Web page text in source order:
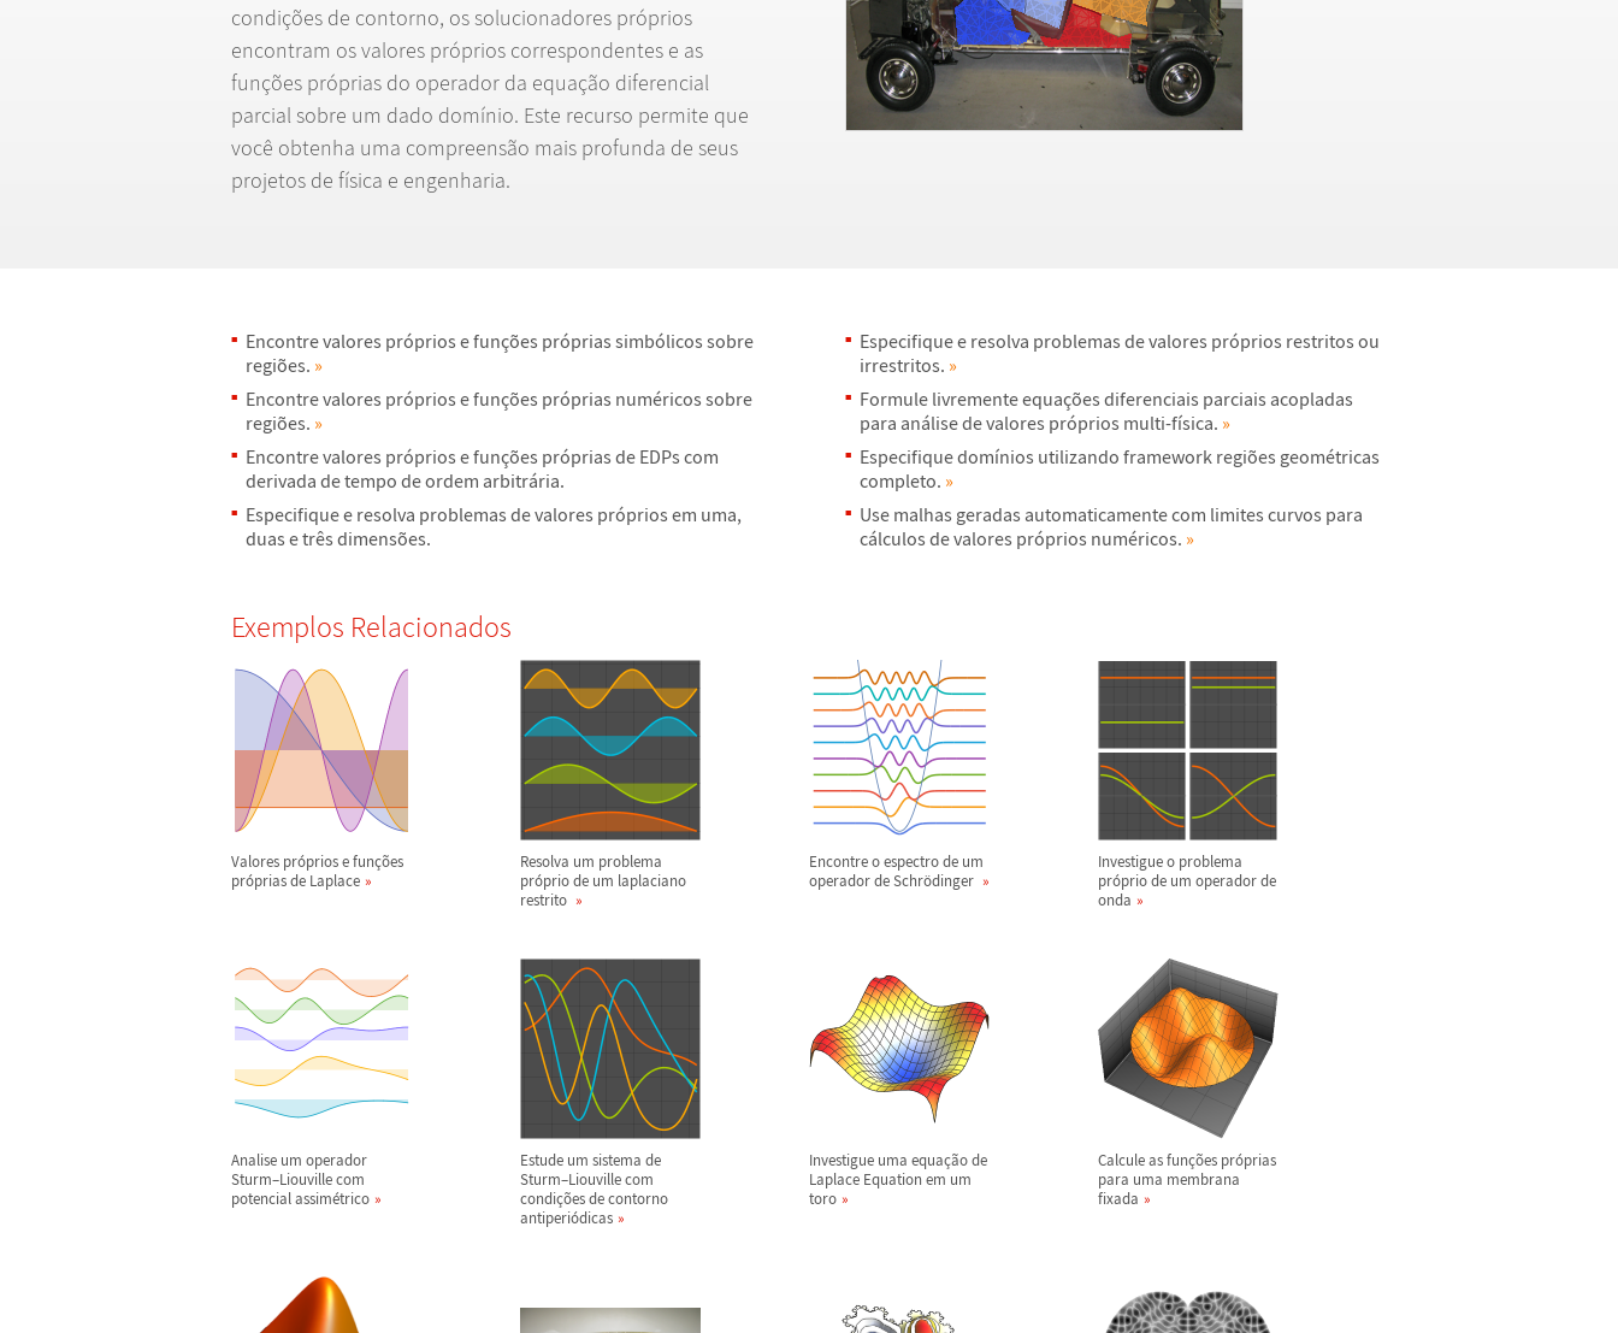
condições de contorno, os solucionadores próprios
encontram os valores próprios correspondentes e as
funções próprias do operador da equação diferencial
parcial sobre um dado domínio. Este recurso permite que
você obtenha uma compreensão mais profunda de seus
projetos de física e engenharia.
Encontre valores próprios e funções próprias simbólicos sobre
regiões. »
Encontre valores próprios e funções próprias numéricos sobre
regiões. »
Encontre valores próprios e funções próprias de EDPs com
derivada de tempo de ordem arbitrária.
Especifique e resolva problemas de valores próprios em uma,
duas e três dimensões.
Especifique e resolva problemas de valores próprios restritos ou
irrestritos. »
Formule livremente equações diferenciais parciais acopladas
para análise de valores próprios multi-física. »
Especifique domínios utilizando framework regiões geométricas
completo. »
Use malhas geradas automaticamente com limites curvos para
cálculos de valores próprios numéricos. »
Exemplos Relacionados
Valores próprios e funções
próprias de Laplace
Resolva um problema
próprio de um laplaciano
restrito
Encontre o espectro de um
operador de Schrödinger
Investigue o problema
próprio de um operador de
onda
Analise um operador
Sturm–Liouville com
potencial assimétrico
Estude um sistema de
Sturm–Liouville com
condições de contorno
antiperiódicas
Investigue uma equação de
Laplace Equation em um
toro
Calcule as funções próprias
para uma membrana
fixada